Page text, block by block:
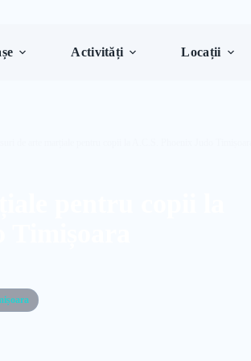
Activități Locații